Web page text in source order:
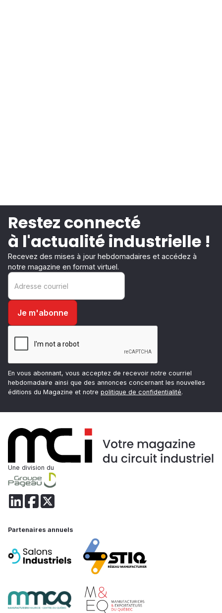
Restez connecté
à l'actualité industrielle !
Recevez des mises à jour hebdomadaires et accédez à
notre magazine en format virtuel.
En vous abonnant, vous acceptez de recevoir notre courriel
hebdomadaire ainsi que des annonces concernant les nouvelles
éditions du Magazine et notre politique de confidentialité.
Une division du
Partenaires annuels